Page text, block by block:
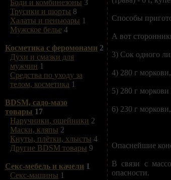
Боди и комбинезоны 3
Трусики и шорты 8
Халаты и пеньюары 1
Мужское белье 4
Косметика с феромонами 2
Духи и смазки для
мужчин 1
Средства по уходу за
телом, косметика 1
BDSM, садо-мазо
товары 17
Наручники, ошейники 2
Маски, кляпы 2
Кнуты, плётки, хлысты 4
Другие BDSM товары 9
Секс-мебель и качели 1
Секс-машины 1
Способы
А вот
3) Сок одного
4) 280 г
5) 280 г
6) 230 г
Опаснейшие
В связи с
опасности.